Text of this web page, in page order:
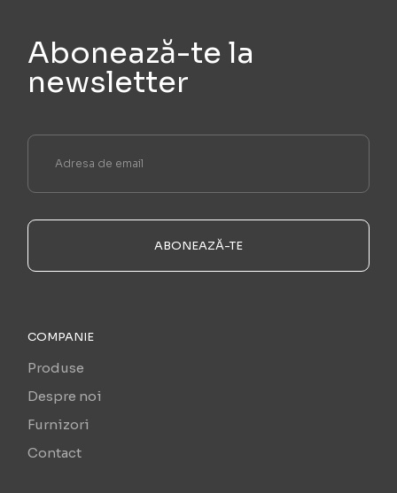
Abonează-te la
newsletter
ABONEAZĂ-TE
COMPANIE
Produse
Despre noi
Furnizori
Contact